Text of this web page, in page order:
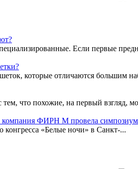
Если первые
которые отличаются большим
что похожие, на первый взгляд,
компания ФИРН М провела
«Белые ночи» в Санкт-...